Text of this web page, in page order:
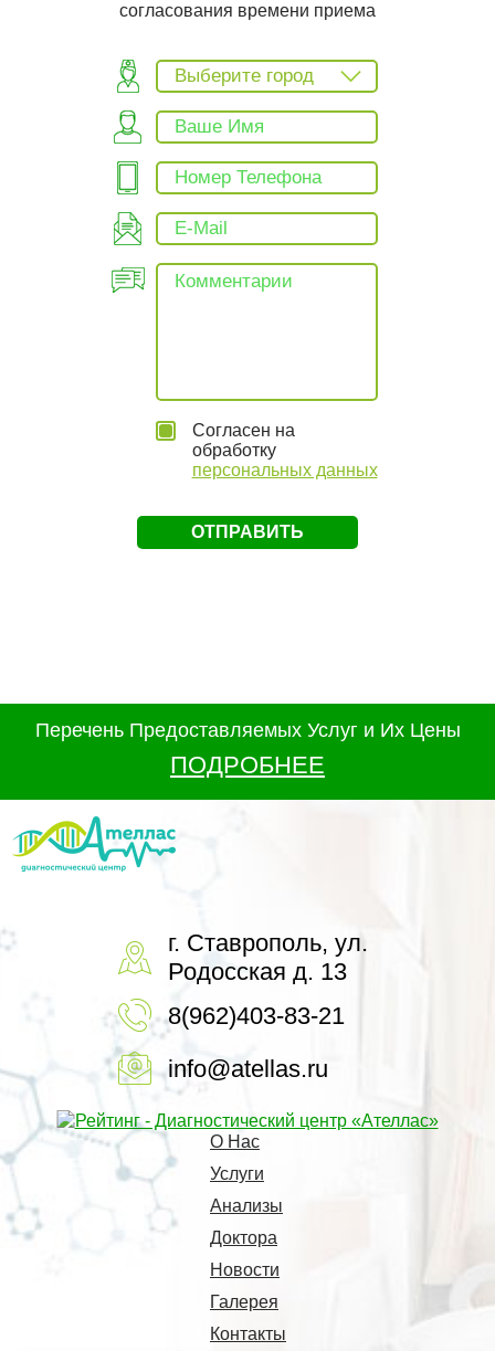
согласования времени приема
Выберите город
Согласен на
обработку
персональных данных
Перечень Предоставляемых Услуг и Их Цены
ПОДРОБНЕЕ
г. Ставрополь, ул.
Родосская д. 13
8(962)403-83-21
info@atellas.ru
О Нас
Услуги
Анализы
Доктора
Новости
Галерея
Контакты